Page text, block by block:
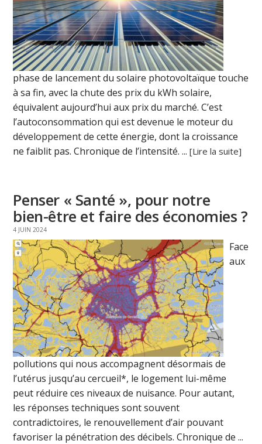
phase de lancement du solaire photovoltaïque touche
à sa fin, avec la chute des prix du kWh solaire,
équivalent aujourd’hui aux prix du marché. C’est
l’autoconsommation qui est devenue le moteur du
développement de cette énergie, dont la croissance
ne faiblit pas. Chronique de l’intensité. ...[Lire la suite]
Penser « Santé », pour notre
bien-être et faire des économies ?
4 JUIN 2024
Face
aux
pollutions qui nous accompagnent désormais de
l’utérus jusqu’au cercueil*, le logement lui-même
peut réduire ces niveaux de nuisance. Pour autant,
les réponses techniques sont souvent
contradictoires, le renouvellement d’air pouvant
favoriser la pénétration des décibels. Chronique de ...